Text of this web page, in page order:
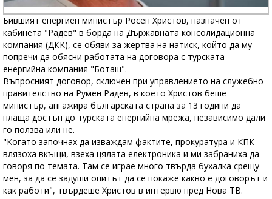
Бившият енергиен министър Росен Христов, назначен от
кабинета "Радев" в борда на Държавната консолидационна
компания (ДКК), се обяви за жертва на натиск, който да му
попречи да обясни работата на договора с турската
енергийна компания "Боташ".
Въпросният договор, сключен при управлението на служебно
правителство на Румен Радев, в което Христов беше
министър, ангажира българската страна за 13 години да
плаща достъп до турската енергийна мрежа, независимо дали
го ползва или не.
"Когато започнах да изваждам фактите, прокуратура и КПК
влязоха вкъщи, взеха цялата електроника и ми забраниха да
говоря по темата. Там се играе много твърда бухалка срещу
мен, за да се задуши опитът да се покаже какво е договорът и
как работи", твърдеше Христов в интервю пред Нова ТВ.